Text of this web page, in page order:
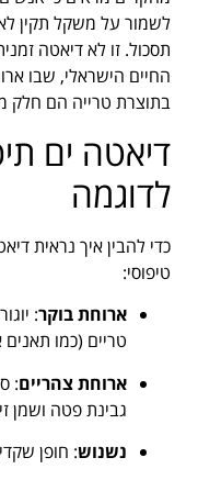
לשמור על משקל תקין
תסכול. זו לא דיאטה
החיים הישראלי, שבו
בתוצרת טרייה הם חלק
דיאטה ים
לדוגמה
כדי להבין איך נראית
טיפוסי:
ארוחת בוקר:
טריים (כמו תאנים
ארוחת צהריים:
גבינת פטה ושמן
נשנוש: חופן